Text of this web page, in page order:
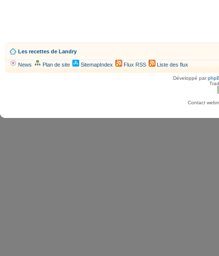
Les recettes de Landry
News Plan de site SitemapIndex Flux RSS Liste des flux
Développé par
Contact